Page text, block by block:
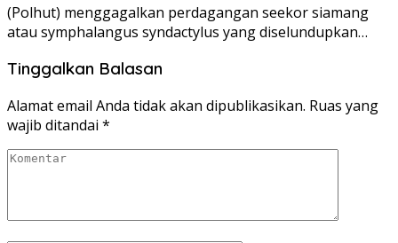
(Polhut) menggagalkan perdagangan seekor siamang
atau symphalangus syndactylus yang diselundupkan…
Tinggalkan Balasan
Alamat email Anda tidak akan dipublikasikan. Ruas yang
wajib ditandai *